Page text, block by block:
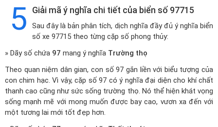
5 Giải mã ý nghĩa chi tiết của biển số 97715
Sau đây là bản phân tích, dịch nghĩa đầy đủ ý nghĩa biển
số xe 97715 theo từng cặp số phong thủy:
» Dãy số chứa 97 mang ý nghĩa Trường thọ
Theo quan niệm dân gian, con số 97 gắn liền với biểu tượng của
con chim hạc. Vì vậy, cặp số 97 có ý nghĩa đại diện cho khí chất
thanh cao cũng như sức sống trường thọ. Nó thể hiện khát vọng
sống mạnh mẽ với mong muốn được bay cao, vươn xa đến với
một tương lai mới tốt đẹp hơn.